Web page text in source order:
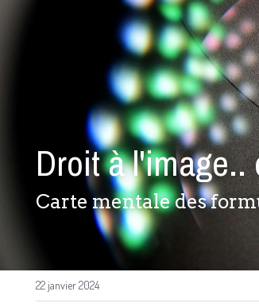
Droit à
Carte mentale des
22 janvier 2024